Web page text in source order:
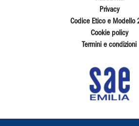
Privacy
Codice Etico e Modello
Cookie policy
Termini e condizioni